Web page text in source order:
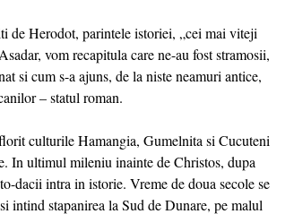
de Herodot, parintele istoriei, „cei mai viteji
vom recapitula care ne-au fost stramosii,
si cum s-a ajuns, de la niste neamuri antice,
– statul roman.
culturile Hamangia, Gumelnita si Cucuteni
In ultimul mileniu inainte de Christos, dupa
dacii intra in istorie. Vreme de doua secole se
intind stapanirea la Sud de Dunare, pe malul